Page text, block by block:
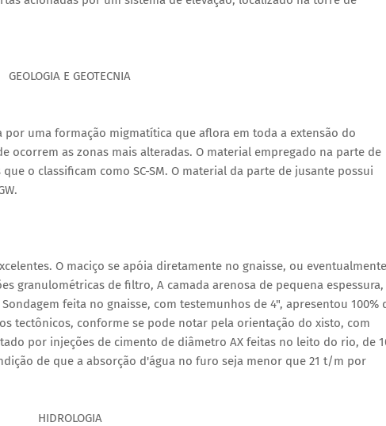
GEOLOGIA E GEOTECNIA
por uma formação migmatítica que aflora em toda a extensão do
ocorrem as zonas mais alteradas. O material empregado na parte de
o classificam como SC-SM. O material da parte de jusante possui
O maciço se apóia diretamente no gnaisse, ou eventualmente
granulométricas de filtro, A camada arenosa de pequena espessura,
feita no gnaisse, com testemunhos de 4", apresentou 100%
tectônicos, conforme se pode notar pela orientação do xisto, com
por injeções de cimento de diâmetro AX feitas no leito do rio, de
de que a absorção d'água no furo seja menor que 21 t/m por
HIDROLOGIA